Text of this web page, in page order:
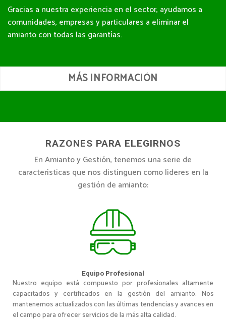
Gracias a nuestra experiencia en el sector, ayudamos a
comunidades, empresas y particulares a eliminar el
amianto con todas las garantías.
MÁS INFORMACIÓN
RAZONES PARA ELEGIRNOS
En Amianto y Gestión, tenemos una serie de
características que nos distinguen como líderes en la
gestión de amianto:
Equipo Profesional
Nuestro equipo está compuesto por profesionales altamente
capacitados y certificados en la gestión del amianto. Nos
mantenemos actualizados con las últimas tendencias y avances en
el campo para ofrecer servicios de la más alta calidad.